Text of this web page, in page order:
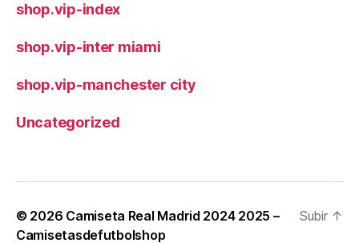
shop.vip-index
shop.vip-inter miami
shop.vip-manchester city
Uncategorized
© 2026 Camiseta Real Madrid 2024 2025 –
Camisetasdefutbolshop
Subir ↑